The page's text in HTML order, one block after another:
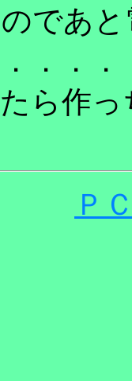
であと
．．．
ら作っ
Ｐ